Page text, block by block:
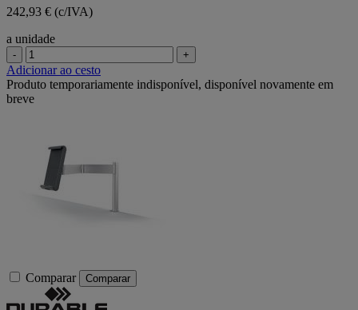
242,93 € (c/IVA)
a unidade
- +
Adicionar ao cesto
Produto temporariamente indisponível, disponível novamente em
breve
Comparar Comparar